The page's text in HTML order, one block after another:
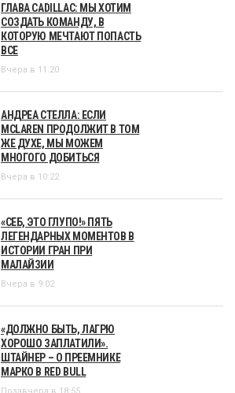
ГЛАВА CADILLAC: МЫ ХОТИМ
СОЗДАТЬ КОМАНДУ, В
КОТОРУЮ МЕЧТАЮТ ПОПАСТЬ
ВСЕ
Вчера в 11:20
АНДРЕА СТЕЛЛА: ЕСЛИ
MCLAREN ПРОДОЛЖИТ В ТОМ
ЖЕ ДУХЕ, МЫ МОЖЕМ
МНОГОГО ДОБИТЬСЯ
Вчера в 10:22
«СЕБ, ЭТО ГЛУПО!» ПЯТЬ
ЛЕГЕНДАРНЫХ МОМЕНТОВ В
ИСТОРИИ ГРАН ПРИ
МАЛАЙЗИИ
Вчера в 9:02
«ДОЛЖНО БЫТЬ, ЛАГРЮ
ХОРОШО ЗАПЛАТИЛИ».
ШТАЙНЕР – О ПРЕЕМНИКЕ
МАРКО В RED BULL
Позавчера в 18:55